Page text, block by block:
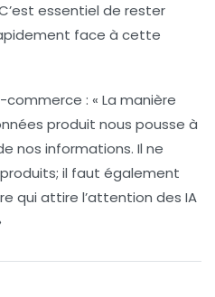
essentiel de rester
face à cette
commerce : « La manière
produit nous pousse à
nos informations. Il ne
il faut également
qui attire l’attention des IA